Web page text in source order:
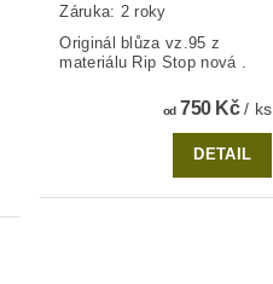
Záruka: 2 roky
Originál blůza vz.95 z
materiálu Rip Stop nová .
od750 Kč/ ks
DETAIL